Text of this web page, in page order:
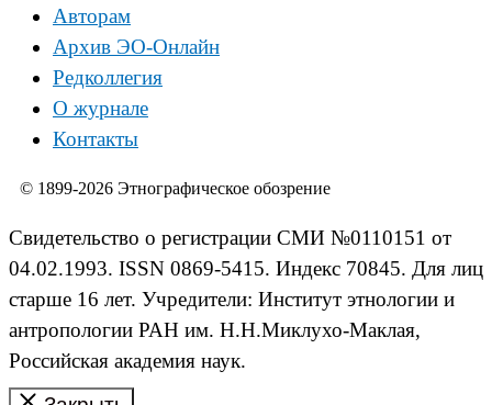
Авторам
Архив ЭО-Онлайн
Редколлегия
О журнале
Контакты
© 1899-2026 Этнографическое обозрение
Свидетельство о регистрации СМИ №0110151 от
04.02.1993. ISSN 0869-5415. Индекс 70845. Для лиц
старше 16 лет. Учредители: Институт этнологии и
антропологии РАН им. Н.Н.Миклухо-Маклая,
Российская академия наук.